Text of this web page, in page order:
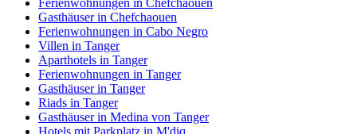
Ferienwohnungen in Chefchaouen
Gasthäuser in Chefchaouen
Ferienwohnungen in Cabo Negro
Villen in Tanger
Aparthotels in Tanger
Ferienwohnungen in Tanger
Gasthäuser in Tanger
Riads in Tanger
Gasthäuser in Medina von Tanger